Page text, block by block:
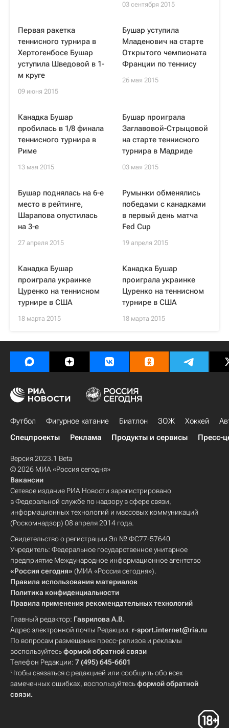
03 сентября 2015
Первая ракетка
теннисного турнира в
Хертогенбосе Бушар
уступила Шведовой в 1-
м круге
09 июня 2015
Бушар уступила
Младенович на старте
Открытого чемпионата
Франции по теннису
26 мая 2015
Канадка Бушар
пробилась в 1/8 финала
теннисного турнира в
Риме
13 мая 2015
Бушар проиграла
Заглавовой-Стрыцовой
на старте теннисного
турнира в Мадриде
03 мая 2015
Бушар поднялась на 6-е
место в рейтинге,
Шарапова опустилась
на 3-е
27 апреля 2015
Румынки обменялись
победами с канадками
в первый день матча
Fed Cup
19 апреля 2015
Канадка Бушар
проиграла украинке
Цуренко на теннисном
турнире в США
18 марта 2015
Канадка Бушар
проиграла украинке
Цуренко на теннисном
турнире в США
18 марта 2015
Футбол Фигурное катание Биатлон ЗОЖ Хоккей
Спецпроекты
Реклама Продукты и сервисы Пресс-
Версия 2023.1 Beta
© 2026 МИА «Россия сегодня»
Вакансии
Сетевое издание РИА Новости зарегистрировано
в Федеральной службе по надзору в сфере связи,
информационных технологий и массовых коммуникаций
(Роскомнадзор) 08 апреля 2014 года.
Свидетельство о регистрации Эл № ФС77-57640
Учредитель: Федеральное государственное унитарное
предприятие Международное информационное агентство
«Россия сегодня» (МИА «Россия сегодня»).
Правила использования материалов
Политика конфиденциальности
Правила применения рекомендательных технологий
Главный редактор: Гаврилова А.В.
Адрес электронной почты Редакции: r-sport.internet@ria.ru
По вопросам размещения пресс-релизов и рекламы
воспользуйтесьформой обратной связи
Телефон Редакции: 7 (495) 645-6601
Чтобы связаться с редакцией или сообщить обо всех
замеченных ошибках, воспользуйтесьформой обратной
связи.